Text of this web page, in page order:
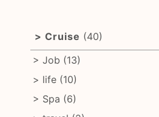
Cruise (40)
Job (13)
life (10)
Spa (6)